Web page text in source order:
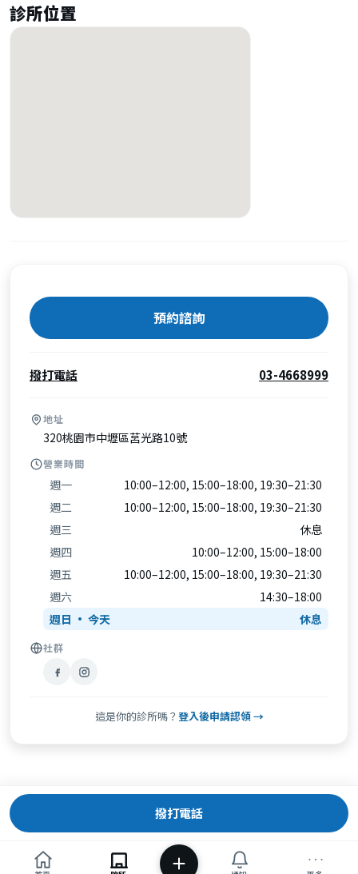
診所位置
預約諮詢
撥打電話 03-4668999
地址
320桃園市中壢區莒光路10號
營業時間
週一
10:00–12:00, 15:00–18:00, 19:30–21:30
週二
10:00–12:00, 15:00–18:00, 19:30–21:30
週三
休息
週四
10:00–12:00, 15:00–18:00
週五
10:00–12:00, 15:00–18:00, 19:30–21:30
週六
14:30–18:00
週日
休息
社群
這是你的診所嗎？ 登入後申請認領 →
撥打電話